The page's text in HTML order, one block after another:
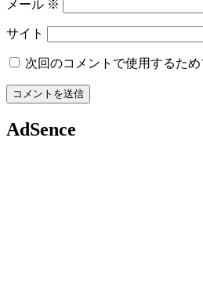
メール ※
サイト
次回のコメントで使用するた
AdSence